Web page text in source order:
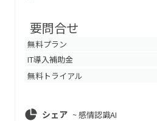
要問合せ
無料プラン
IT導入補助金
無料トライアル
シェア ~感情認識AI